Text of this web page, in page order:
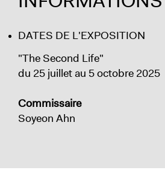
DATES DE L'EXPOSITION
"The Second Life"
du 25 juillet au 5 octobre 2025
Commissaire
Soyeon Ahn